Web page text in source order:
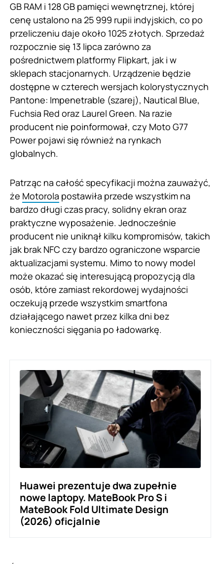
GB RAM i 128 GB pamięci wewnętrznej, której
cenę ustalono na 25 999 rupii indyjskich, co po
przeliczeniu daje około 1025 złotych. Sprzedaż
rozpocznie się 13 lipca zarówno za
pośrednictwem platformy Flipkart, jak i w
sklepach stacjonarnych. Urządzenie będzie
dostępne w czterech wersjach kolorystycznych
Pantone: Impenetrable (szarej), Nautical Blue,
Fuchsia Red oraz Laurel Green. Na razie
producent nie poinformował, czy Moto G77
Power pojawi się również na rynkach
globalnych.
Patrząc na całość specyfikacji można zauważyć,
że Motorola postawiła przede wszystkim na
bardzo długi czas pracy, solidny ekran oraz
praktyczne wyposażenie. Jednocześnie
producent nie uniknął kilku kompromisów, takich
jak brak NFC czy bardzo ograniczone wsparcie
aktualizacjami systemu. Mimo to nowy model
może okazać się interesującą propozycją dla
osób, które zamiast rekordowej wydajności
oczekują przede wszystkim smartfona
działającego nawet przez kilka dni bez
konieczności sięgania po ładowarkę.
Huawei prezentuje dwa zupełnie
nowe laptopy. MateBook Pro S i
MateBook Fold Ultimate Design
(2026) oficjalnie